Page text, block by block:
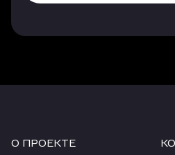
перед карантином). По
О ПРОЕКТЕ